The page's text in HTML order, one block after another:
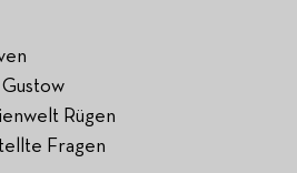
Rügen
Fragen